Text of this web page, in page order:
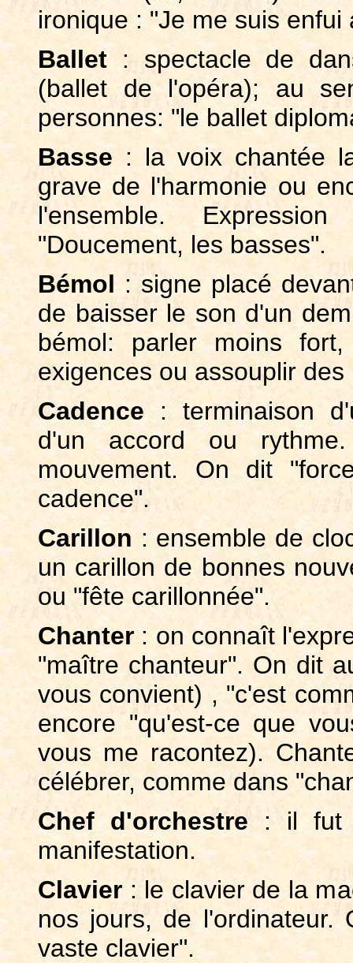
ironique : "Je me suis enfui
Ballet : spectacle de
(ballet de l'opéra); au
personnes: "le ballet
Basse : la voix chantée
grave de l'harmonie ou
l'ensemble.
"Doucement, les basses".
Bémol : signe placé
de baisser le son d'un
bémol: parler moins
exigences ou assouplir
Cadence : terminaison
d'un accord ou
mouvement. On dit
cadence".
Carillon : ensemble de
un carillon de bonnes
ou "fête carillonnée".
Chanter : on connaît
"maître chanteur". On dit
vous convient) , "c'est
encore "qu'est-ce que
vous me racontez).
célébrer, comme dans
Chef d'orchestre : il fut
manifestation.
Clavier : le clavier de la
nos jours, de
vaste clavier".